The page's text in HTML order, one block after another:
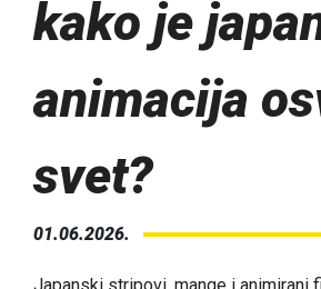
kako je
animacija
svet?
01.06.2026.